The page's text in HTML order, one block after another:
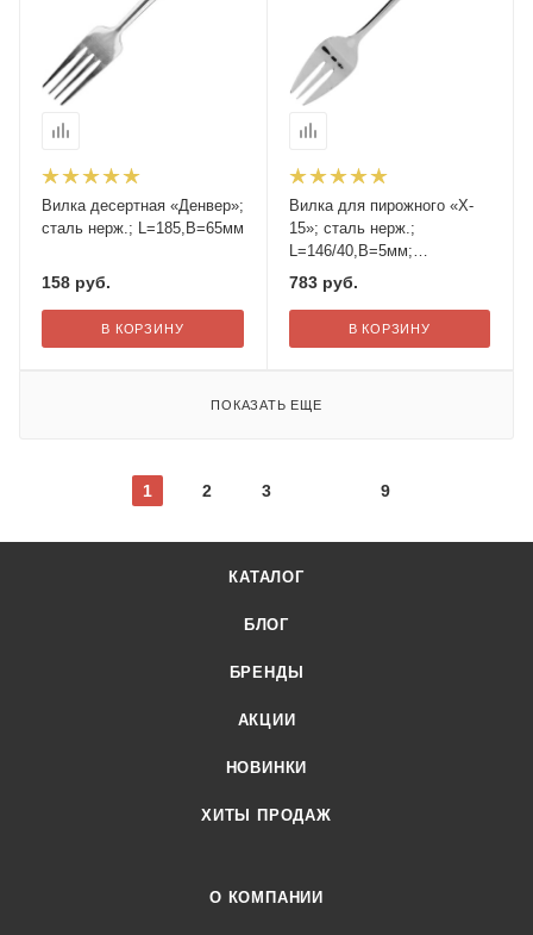
Вилка десертная «Денвер»;
сталь нерж.; L=185,B=65мм
158 руб.
В КОРЗИНУ
Вилка для пирожного «X-
15»; сталь нерж.;
L=146/40,B=5мм;
металлич.
783руб.
В КОРЗИНУ
ПОКАЗАТЬ ЕЩЕ
1 2 3 9
КАТАЛОГ
БЛОГ
БРЕНДЫ
АКЦИИ
НОВИНКИ
ХИТЫ ПРОДАЖ
О КОМПАНИИ